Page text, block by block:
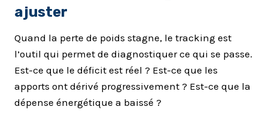
ajuster
Quand la perte de poids stagne, le tracking est
l’outil qui permet de diagnostiquer ce qui se passe.
Est-ce que le déficit est réel ? Est-ce que les
apports ont dérivé progressivement ? Est-ce que la
dépense énergétique a baissé ?